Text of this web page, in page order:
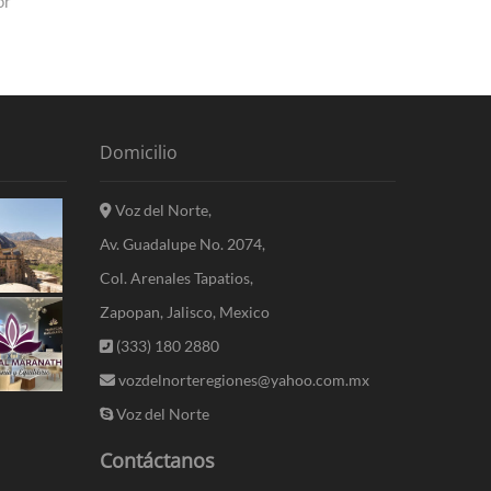
Domicilio
Voz del Norte,
Av. Guadalupe No. 2074,
Col. Arenales Tapatios,
Zapopan, Jalisco, Mexico
(333) 180 2880
vozdelnorteregiones@yahoo.com.mx
Voz del Norte
Contáctanos